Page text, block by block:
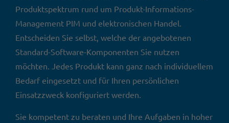
Produktspektrum rund um Produkt-Informations-
Management PIM und elektronischen Handel.
Entscheiden Sie selbst, welche der angebotenen
Standard-Software-Komponenten Sie nutzen
möchten. Jedes Produkt kann ganz nach individuellem
Bedarf eingesetzt und für Ihren persönlichen
Einsatzzweck konfiguriert werden.
Sie kompetent zu beraten und Ihre Aufgaben in hoher